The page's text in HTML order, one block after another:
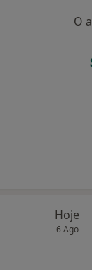
O
Hoje
6 Ago